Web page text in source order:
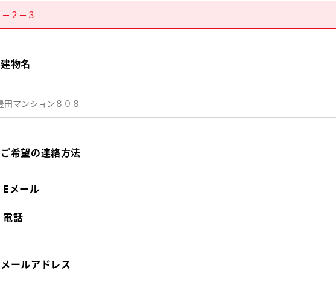
建物名
ご希望の連絡方法
Eメール
電話
メールアドレス